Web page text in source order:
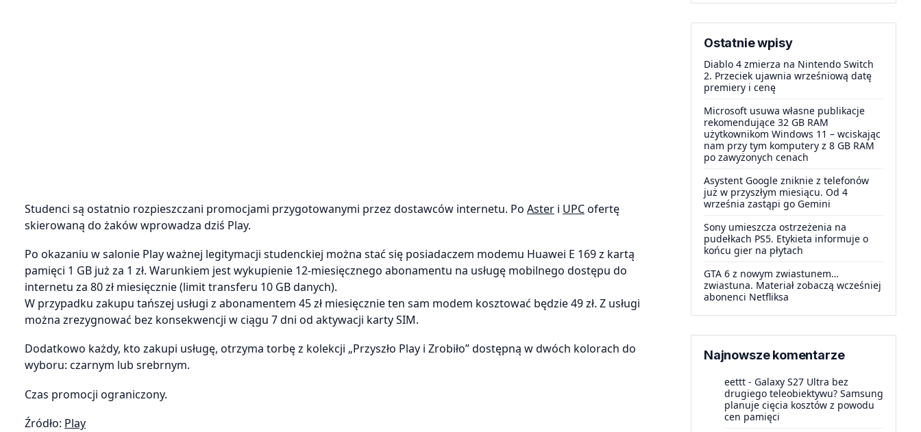
Studenci są ostatnio rozpieszczani promocjami przygotowanymi przez dostawców internetu. Po Aster i UPCofertę
skierowaną do żaków wprowadza dziś Play.
Po okazaniu w salonie Play ważnej legitymacji studenckiej można stać się posiadaczem modemu Huawei E 169 z kartą
pamięci 1 GB już za 1 zł. Warunkiem jest wykupienie 12-miesięcznego abonamentu na usługę mobilnego dostępu do
internetu za 80 zł miesięcznie (limit transferu 10 GB danych).
W przypadku zakupu tańszej usługi z abonamentem 45 zł miesięcznie ten sam modem kosztować będzie 49 zł. Z usługi
można zrezygnować bez konsekwencji w ciągu 7 dni od aktywacji karty SIM.
Dodatkowo każdy, kto zakupi usługę, otrzyma torbę z kolekcji „Przyszło Play i Zrobiło” dostępną w dwóch kolorach do
wyboru: czarnym lub srebrnym.
Czas promocji ograniczony.
Źródło: Play
Ostatnie wpisy
Diablo 4 zmierza na Nintendo Switch
2. Przeciek ujawnia wrześniową datę
premiery i cenę
Microsoft usuwa własne publikacje
rekomendujące 32 GB RAM
użytkownikom Windows 11 – wciskając
nam przy tym komputery z 8 GB RAM
po zawyżonych cenach
Asystent Google zniknie z telefonów
już w przyszłym miesiącu. Od 4
września zastąpi go Gemini
Sony umieszcza ostrzeżenia na
pudełkach PS5. Etykieta informuje o
końcu gier na płytach
GTA 6 z nowym zwiastunem…
zwiastuna. Materiał zobaczą wcześniej
abonenci Netfliksa
Najnowsze komentarze
eettt - Galaxy S27 Ultra bez
drugiego teleobiektywu? Samsung
planuje cięcia kosztów z powodu
cen pamięci